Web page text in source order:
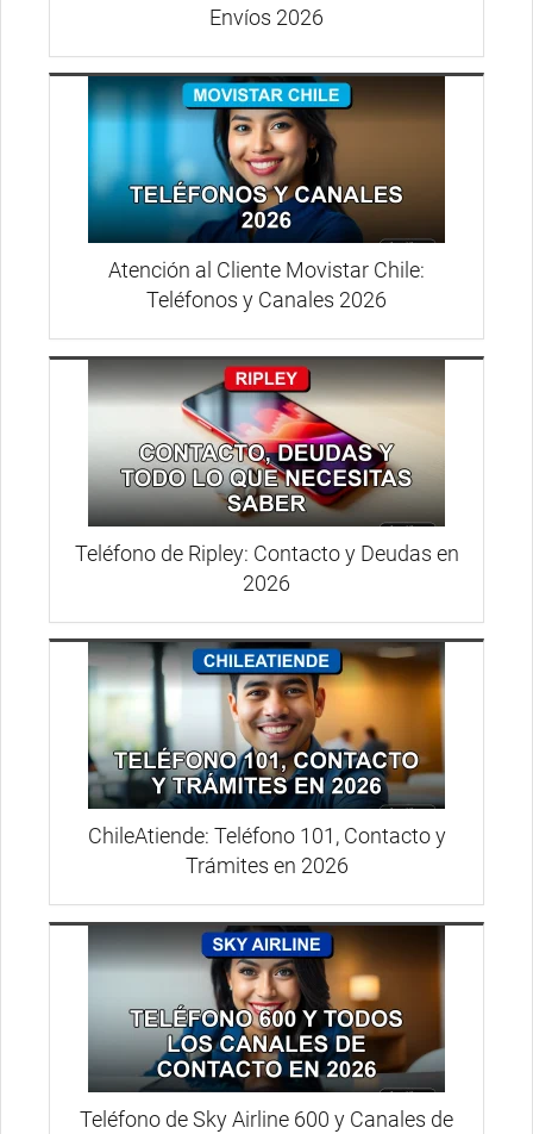
Envíos 2026
Atención al Cliente Movistar Chile:
Teléfonos y Canales 2026
Teléfono de Ripley: Contacto y Deudas en
2026
ChileAtiende: Teléfono 101, Contacto y
Trámites en 2026
Teléfono de Sky Airline 600 y Canales de